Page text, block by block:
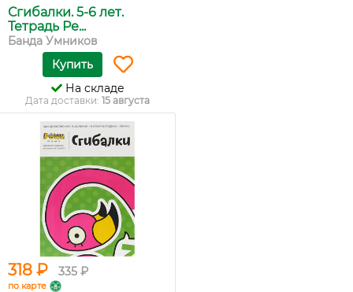
Сгибалки. 5-6 лет.
Тетрадь Ре...
Банда Умников
Купить
На складе
Дата доставки: 15 августа
318 ₽ 335 ₽
по карте